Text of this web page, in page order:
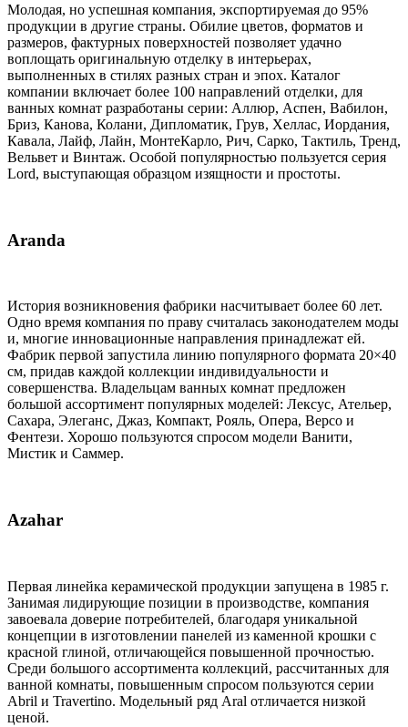
Молодая, но успешная компания, экспортируемая до 95%
продукции в другие страны. Обилие цветов, форматов и
размеров, фактурных поверхностей позволяет удачно
воплощать оригинальную отделку в интерьерах,
выполненных в стилях разных стран и эпох. Каталог
компании включает более 100 направлений отделки, для
ванных комнат разработаны серии: Аллюр, Аспен, Вабилон,
Бриз, Канова, Колани, Дипломатик, Грув, Хеллас, Иордания,
Кавала, Лайф, Лайн, МонтеКарло, Рич, Сарко, Тактиль, Тренд,
Вельвет и Винтаж. Особой популярностью пользуется серия
Lord, выступающая образцом изящности и простоты.
Aranda
История возникновения фабрики насчитывает более 60 лет.
Одно время компания по праву считалась законодателем моды
и, многие инновационные направления принадлежат ей.
Фабрик первой запустила линию популярного формата 20×40
см, придав каждой коллекции индивидуальности и
совершенства. Владельцам ванных комнат предложен
большой ассортимент популярных моделей: Лексус, Ательер,
Сахара, Элеганс, Джаз, Компакт, Рояль, Опера, Версо и
Фентези. Хорошо пользуются спросом модели Ванити,
Мистик и Саммер.
Azahar
Первая линейка керамической продукции запущена в 1985 г.
Занимая лидирующие позиции в производстве, компания
завоевала доверие потребителей, благодаря уникальной
концепции в изготовлении панелей из каменной крошки с
красной глиной, отличающейся повышенной прочностью.
Среди большого ассортимента коллекций, рассчитанных для
ванной комнаты, повышенным спросом пользуются серии
Abril и Travertino. Модельный ряд Aral отличается низкой
ценой.